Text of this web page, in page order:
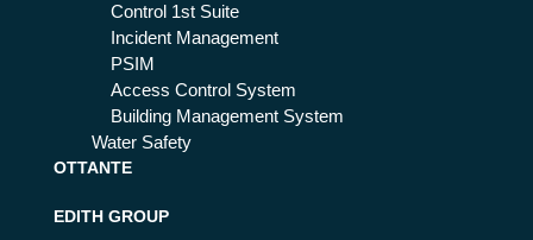
Control 1st Suite
Incident Management
PSIM
Access Control System
Building Management System
Water Safety
OTTANTE
EDITH GROUP